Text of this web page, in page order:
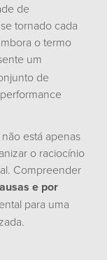
de
tornado cada
o termo
um
de
está apenas
o raciocínio
Compreender
e por
para uma